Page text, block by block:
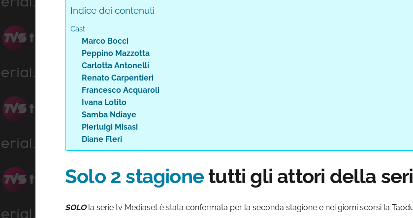
Indice dei contenuti
Cast
Marco Bocci
Peppino Mazzotta
Carlotta Antonelli
Renato Carpentieri
Francesco Acquaroli
Ivana Lotito
Samba Ndiaye
Pierluigi Misasi
Diane Fleri
Solo 2 stagionetutti gli attori della
SOLOla serie tv Mediaset è stata confermata per la seconda stagione e nei giorni scorsi la